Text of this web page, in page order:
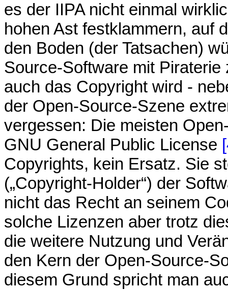
es der IIPA nicht einmal
hohen Ast festklammern, auf
den Boden (der Tatsachen)
Source-Software mit
auch das Copyright wird -
der Open-Source-Szene
vergessen: Die meisten
GNU General Public License
Copyrights, kein Ersatz. Sie
(„Copyright-Holder“) der
nicht das Recht an seinem
solche Lizenzen aber trotz
die weitere Nutzung und
den Kern der Open-Source-
diesem Grund spricht man